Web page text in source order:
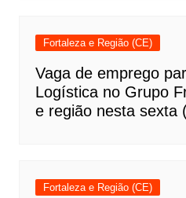
Fortaleza e Região (CE)
Vaga de emprego
Logística no Grupo
e região nesta sexta
Fortaleza e Região (CE)